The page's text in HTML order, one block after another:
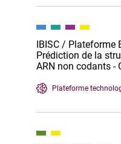
IBISC / Plateforme
Prédiction de la
ARN non codants -
Plateforme